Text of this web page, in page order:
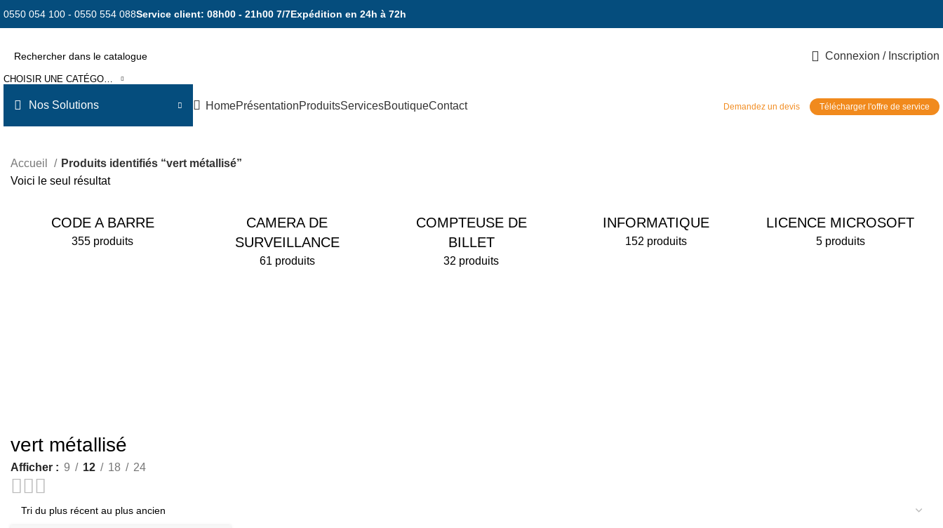
0550 054 100 - 0550 554 088Service client: 08h00 - 21h00 7/7Expédition en 24h à 72h
CHOISIR UNE CATÉGORIE
Connexion / Inscription
Nos Solutions HomePrésentationProduitsServicesBoutiqueContact Demandez un devis Télécharger l'offre de service
Accueil
Produits identifiés “vert métallisé”
Voici le seul résultat
CODE A BARRE
355 produits
CAMERA DE
SURVEILLANCE
61 produits
COMPTEUSE DE
BILLET
32 produits
INFORMATIQUE
152 produits
LICENCE MICROSOFT
5 produits
vert métallisé
Afficher 9 12 18 24